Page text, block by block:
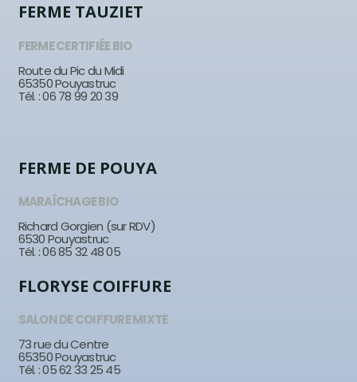
FERME TAUZIET
FERME CERTIFIÉE BIO
Route du Pic du Midi
65350 Pouyastruc
Tél. : 06 78 99 20 39
FERME DE POUYA
MARAÎCHAGE BIO
Richard Gorgien (sur RDV)
6530 Pouyastruc
Tél. : 06 85 32 48 05
FLORYSE COIFFURE
SALON DE COIFFURE MIXTE
73 rue du Centre
65350 Pouyastruc
Tél. : 05 62 33 25 45